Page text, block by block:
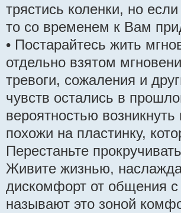
трястись коленки, но
то со временем к Вам
• Постарайтесь жить
отдельно взятом
тревоги, сожаления и
чувств остались в
вероятностью
похожи на пластинку,
Перестаньте
Живите жизнью,
дискомфорт от общения
называют это зоной